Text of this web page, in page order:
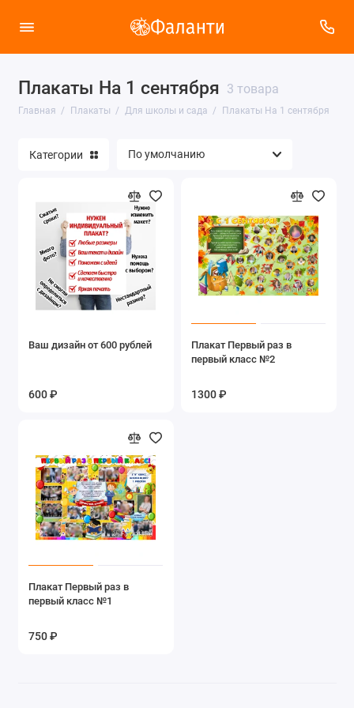
Плакаты На 1 сентября 3 товара
Главная Плакаты Для школы и сада Плакаты На 1 сентября
Плакаты на праздники
Детские плакаты
Для школы и сада
Показать все
Категории
Ваш дизайн от 600 рублей
600 ₽
Плакат Первый раз в
первый класс №2
1300 ₽
Плакат Первый раз в
первый класс №1
750 ₽